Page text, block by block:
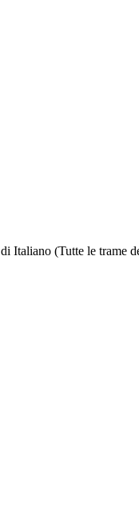
(Tutte le trame